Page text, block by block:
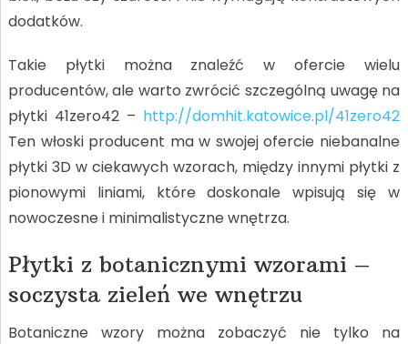
dodatków.
Takie płytki można znaleźć w ofercie wielu
producentów, ale warto zwrócić szczególną uwagę na
płytki 41zero42 – http://domhit.katowice.pl/41zero42
Ten włoski producent ma w swojej ofercie niebanalne
płytki 3D w ciekawych wzorach, między innymi płytki z
pionowymi liniami, które doskonale wpisują się w
nowoczesne i minimalistyczne wnętrza.
Płytki z botanicznymi wzorami –
soczysta zieleń we wnętrzu
Botaniczne wzory można zobaczyć nie tylko na